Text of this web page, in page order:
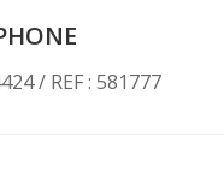
/ REF : 581777